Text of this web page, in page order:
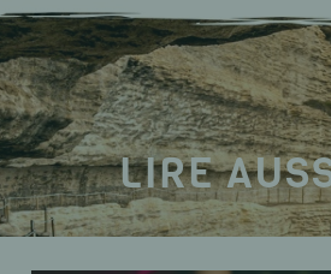
LIRE